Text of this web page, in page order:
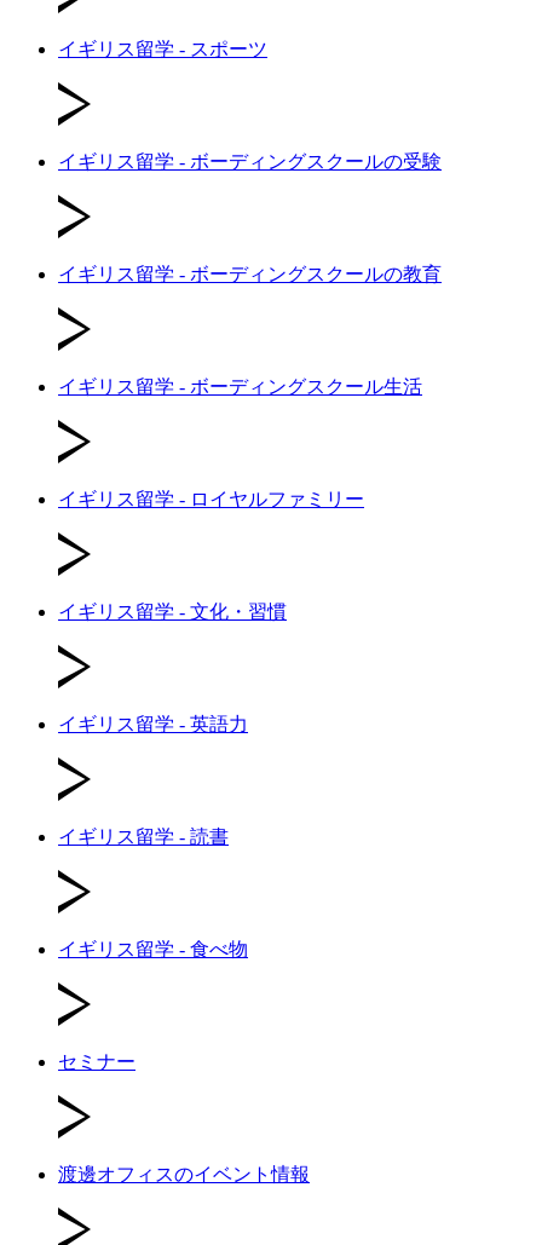
イギリス留学 - スポーツ
イギリス留学 - ボーディングスクールの受験
イギリス留学 - ボーディングスクールの教育
イギリス留学 - ボーディングスクール生活
イギリス留学 - ロイヤルファミリー
イギリス留学 - 文化・習慣
イギリス留学 - 英語力
イギリス留学 - 読書
イギリス留学 - 食べ物
セミナー
渡邊オフィスのイベント情報